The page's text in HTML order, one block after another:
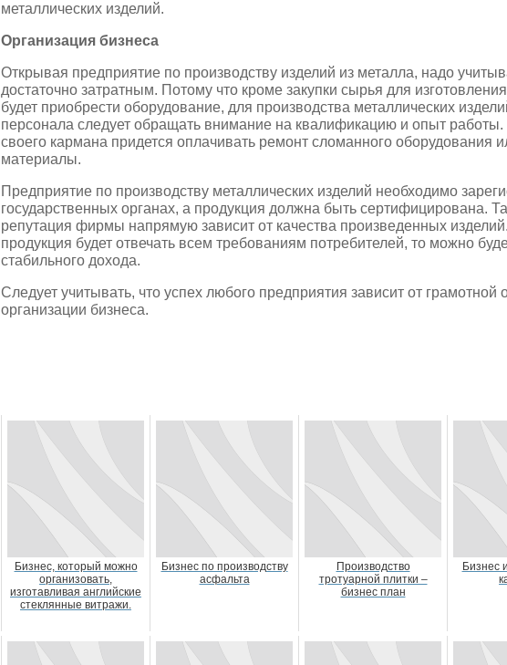
металлических изделий.
Организация бизнеса
Открывая предприятие по производству изделий из металла, надо
достаточно затратным. Потому что кроме закупки сырья для
будет приобрести оборудование, для производства металлических
персонала следует обращать внимание на квалификацию и опыт работы.
своего кармана придется оплачивать ремонт сломанного оборудования
материалы.
Предприятие по производству металлических изделий необходимо
государственных органах, а продукция должна быть сертифицирована.
репутация фирмы напрямую зависит от качества произведенных
продукция будет отвечать всем требованиям потребителей, то можно
стабильного дохода.
Следует учитывать, что успех любого предприятия зависит от грамотной
организации бизнеса.
Бизнес, который можно
организовать,
изготавливая английские
стеклянные витражи.
Бизнес по производству
асфальта
Производство
тротуарной плитки –
бизнес план
Бизнес